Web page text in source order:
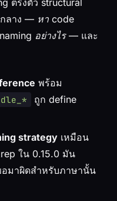
กลาง — หา code
อย่างไร— และ
พร้อม
ถูก define
strategy เหมือน
ใน 0.15.0 มัน
มาผิดสำหรับภาษานั้น